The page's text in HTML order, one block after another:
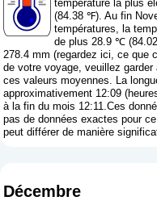
température la plus
(84.38 ℉). Au fin
températures, la
de plus 28.9 ℃
278.4 mm (regardez ici, ce que
de votre voyage, veuillez
ces valeurs moyennes. La
approximativement 12:09
à la fin du mois 12:11.Ces
pas de données exactes pour
peut différer de manière
Décembre